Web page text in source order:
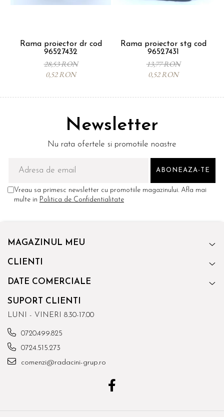
Rama proiector dr cod
96527432
28,53 RON
0,52 RON
Rama proiector stg cod
96527431
13,77 RON
0,52 RON
Newsletter
Nu rata ofertele si promotiile noastre
Vreau sa primesc newsletter cu promotiile magazinului. Afla mai
multe in Politica de Confidentialitate
MAGAZINUL MEU
CLIENTI
DATE COMERCIALE
SUPORT CLIENTI
LUNI - VINERI 8.30-17.00
0720.499.825
0724.515.273
comenzi@radacini-grup.ro